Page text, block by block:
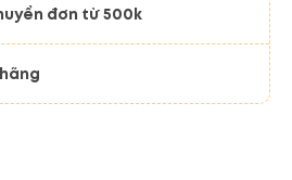
đơn từ 500k